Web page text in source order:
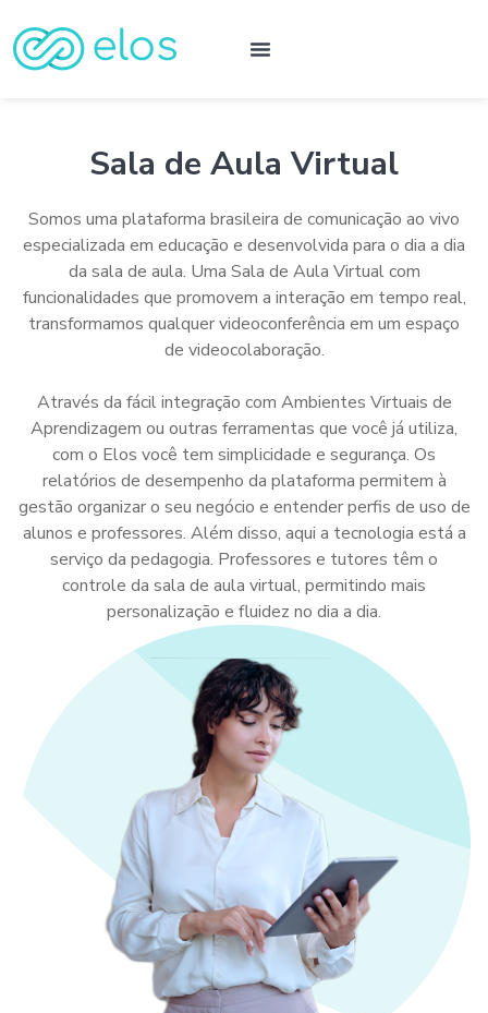
Sala de Aula Virtual
Somos uma plataforma brasileira de comunicação ao vivo
especializada em educação e desenvolvida para o dia a dia
da sala de aula. Uma Sala de Aula Virtual com
funcionalidades que promovem a interação em tempo real,
transformamos qualquer videoconferência em um espaço
de videocolaboração.
Através da fácil integração com Ambientes Virtuais de
Aprendizagem ou outras ferramentas que você já utiliza,
com o Elos você tem simplicidade e segurança. Os
relatórios de desempenho da plataforma permitem à
gestão organizar o seu negócio e entender perfis de uso de
alunos e professores. Além disso, aqui a tecnologia está a
serviço da pedagogia. Professores e tutores têm o
controle da sala de aula virtual, permitindo mais
personalização e fluidez no dia a dia.